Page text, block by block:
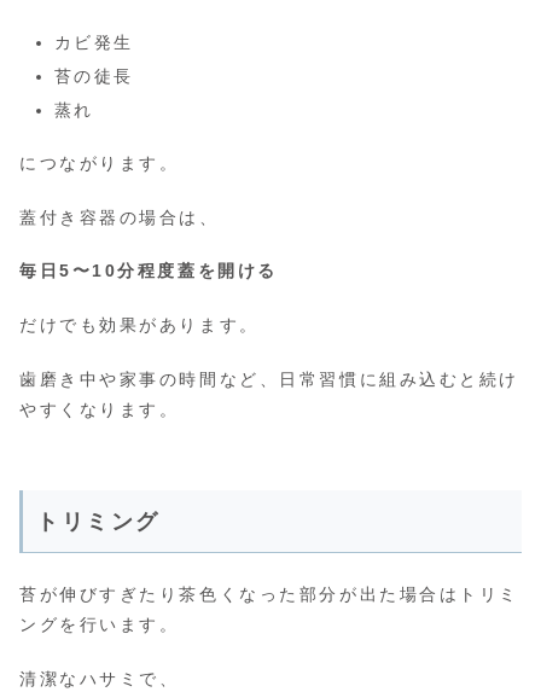
カビ発生
苔の徒長
蒸れ
につながります。
蓋付き容器の場合は、
毎日5〜10分程度蓋を開ける
だけでも効果があります。
歯磨き中や家事の時間など、日常習慣に組み込むと続け
やすくなります。
トリミング
苔が伸びすぎたり茶色くなった部分が出た場合はトリミ
ングを行います。
清潔なハサミで、